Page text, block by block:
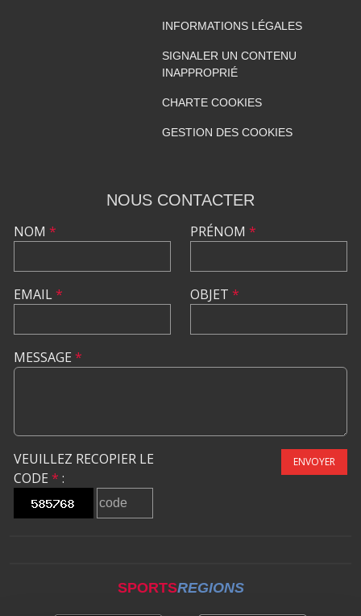
INFORMATIONS LÉGALES
SIGNALER UN CONTENU
INAPPROPRIÉ
CHARTE COOKIES
GESTION DES COOKIES
NOUS CONTACTER
NOM *
EMAIL*
PRÉNOM *
OBJET *
MESSAGE *
VEUILLEZ RECOPIER LE
CODE * :
ENVOYER
SPORTSREGIONS